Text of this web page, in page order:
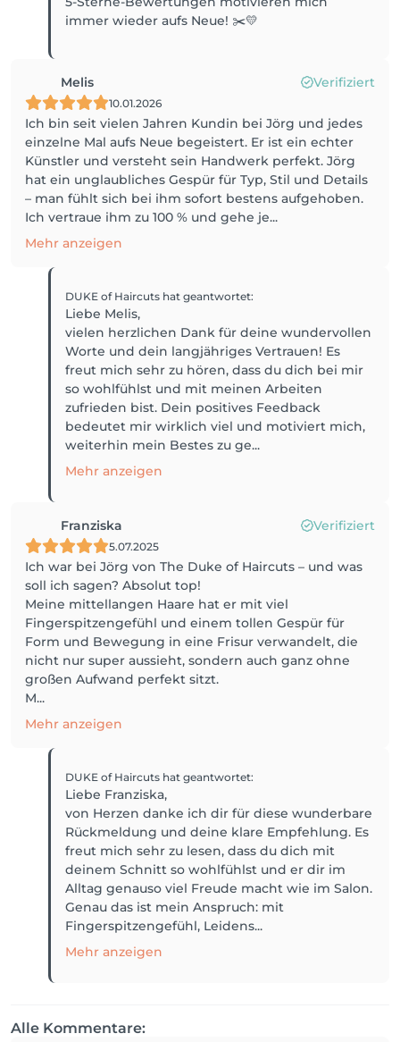
Melis Verifiziert
10.01.2026
Ich bin seit vielen Jahren Kundin bei Jörg und jedes
einzelne Mal aufs Neue begeistert. Er ist ein echter
Künstler und versteht sein Handwerk perfekt. Jörg
hat ein unglaubliches Gespür für Typ, Stil und Details
– man fühlt sich bei ihm sofort bestens aufgehoben.
Ich vertraue ihm zu 100 % und gehe je...
Mehr anzeigen
DUKE of Haircuts hat geantwortet:
Liebe Melis,
vielen herzlichen Dank für deine wundervollen
Worte und dein langjähriges Vertrauen! Es
freut mich sehr zu hören, dass du dich bei mir
so wohlfühlst und mit meinen Arbeiten
zufrieden bist. Dein positives Feedback
bedeutet mir wirklich viel und motiviert mich,
weiterhin mein Bestes zu ge...
Mehr anzeigen
Franziska Verifiziert
5.07.2025
Ich war bei Jörg von The Duke of Haircuts – und was
soll ich sagen? Absolut top!
Meine mittellangen Haare hat er mit viel
Fingerspitzengefühl und einem tollen Gespür für
Form und Bewegung in eine Frisur verwandelt, die
nicht nur super aussieht, sondern auch ganz ohne
großen Aufwand perfekt sitzt.
M...
Mehr anzeigen
DUKE of Haircuts hat geantwortet:
Liebe Franziska,
von Herzen danke ich dir für diese wunderbare
Rückmeldung und deine klare Empfehlung. Es
freut mich sehr zu lesen, dass du dich mit
deinem Schnitt so wohlfühlst und er dir im
Alltag genauso viel Freude macht wie im Salon.
Genau das ist mein Anspruch: mit
Fingerspitzengefühl, Leidens...
Mehr anzeigen
Alle Kommentare: